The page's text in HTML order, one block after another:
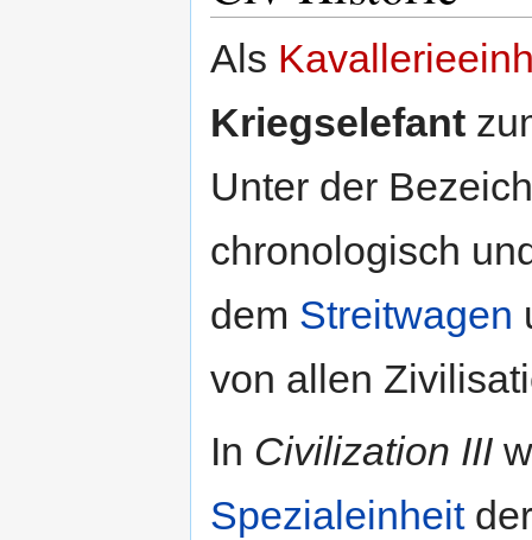
Als
Kriegselefant
Unter der
chronologisch
dem Streitwagen
von allen
In Civilization III
Spezialeinheit